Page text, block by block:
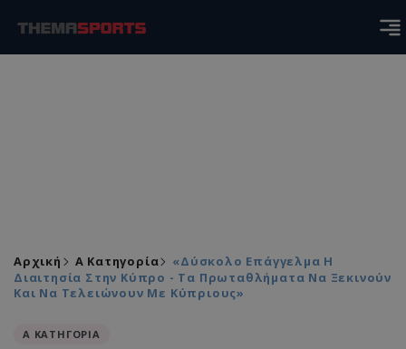
Αρχική Α Κατηγορία
«Δύσκολο Επάγγελμα Η
Διαιτησία Στην Κύπρο - Τα Πρωταθλήματα Να Ξεκινούν
Και Να Τελειώνουν Με Κύπριους»
Α ΚΑΤΗΓΟΡΙΑ